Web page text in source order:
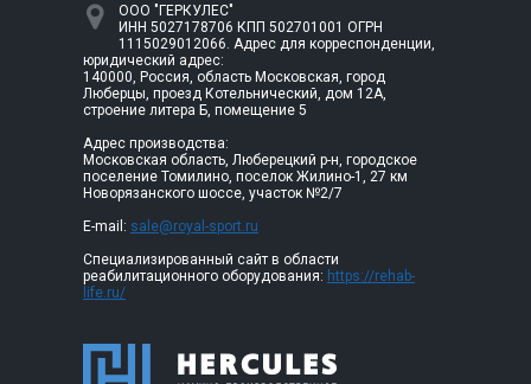
ООО "ГЕРКУЛЕС"
ИНН 5027178706 КПП 502701001 ОГРН
1115029012066. Адрес для корреспонденции,
юридический адрес:
140000, Россия, область Московская, город
Люберцы, проезд Котельнический, дом 12А,
строение литера Б, помещение 5
Адрес производства:
Московская область, Люберецкий р-н, городское
поселение Томилино, поселок Жилино-1, 27 км
Новорязанского шоссе, участок №2/7
E-mail: sale@royal-sport.ru
Специализированный сайт в области
реабилитационного оборудования: https://rehab-
life.ru/